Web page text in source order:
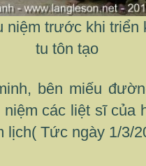
niệm trước khi triển
tu tôn tạo
bên miếu
các liệt sĩ của
lịch( Tức ngày 1/3/